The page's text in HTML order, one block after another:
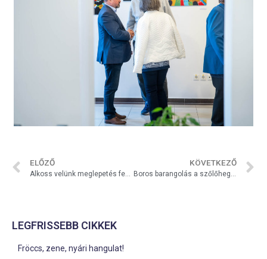
ELŐZŐ
Alkoss velünk meglepetés festéssel
KÖVETKEZŐ
Boros barangolás a szőlőhegyben
LEGFRISSEBB CIKKEK
Fröccs, zene, nyári hangulat!